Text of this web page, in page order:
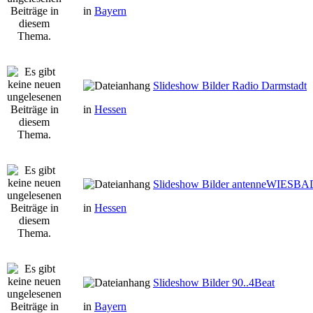
in Bayern
Slideshow Bilder Radio Darmstadt
in Hessen
Slideshow Bilder
in Hessen
Slideshow Bilder 90..4Beat
in Bayern